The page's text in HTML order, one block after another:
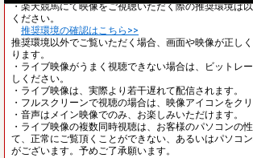
・楽天競馬にて映像をご視聴いただく際の推奨環境は
ください。
推奨環境の確認はこちら>>
推奨環境以外でご覧いただく場合、画面や映像が正し
ります。
・ライブ映像がうまく視聴できない場合は、ビットレ
しください。
・ライブ映像は、実際より若干遅れて配信されます。
・フルスクリーンで視聴の場合は、映像アイコンをク
・音声はメイン映像でのみ、お楽しみいただけます。
・ライブ映像の複数同時視聴は、お客様のパソコンの
て、正常にご覧頂くことができない、あるいはパソコ
がございます。予めご了承願います。